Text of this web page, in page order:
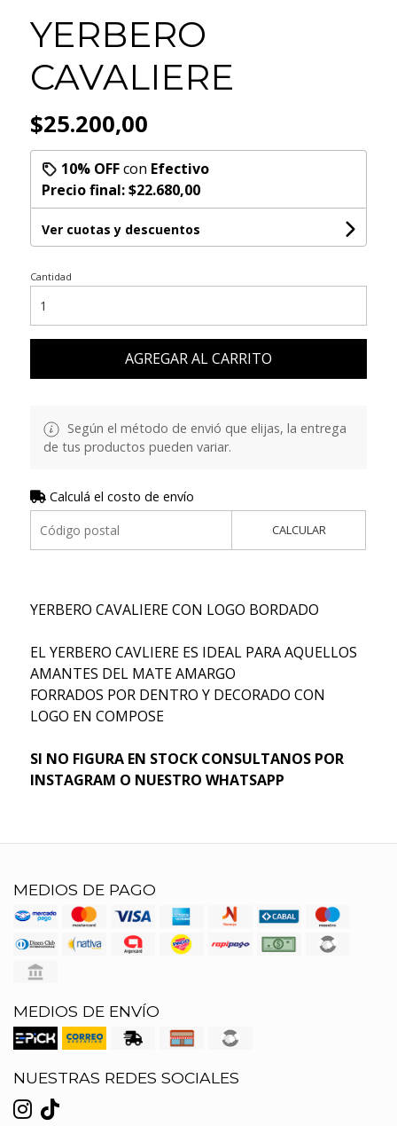
YERBERO
CAVALIERE
$25.200,00
10% OFFcon Efectivo
Precio final:$22.680,00
Ver cuotas y descuentos
Cantidad
AGREGAR AL CARRITO
Según el método de envió que elijas, la entrega
de tus productos pueden variar.
Calculá el costo de envío
CALCULAR
YERBERO CAVALIERE CON LOGO BORDADO
EL YERBERO CAVLIERE ES IDEAL PARA AQUELLOS
AMANTES DEL MATE AMARGO
FORRADOS POR DENTRO Y DECORADO CON
LOGO EN COMPOSE
SI NO FIGURA EN STOCK CONSULTANOS POR
INSTAGRAM O NUESTRO WHATSAPP
MEDIOS DE PAGO
MEDIOS DE ENVÍO
NUESTRAS REDES SOCIALES